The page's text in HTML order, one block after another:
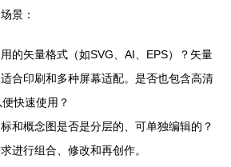
景：
用的矢量格式（如SVG、AI、EPS）？矢量
合印刷和多种屏幕适配。是否也包含高清
快速使用？
标和概念图是否是分层的、可单独编辑的？
进行组合、修改和再创作。